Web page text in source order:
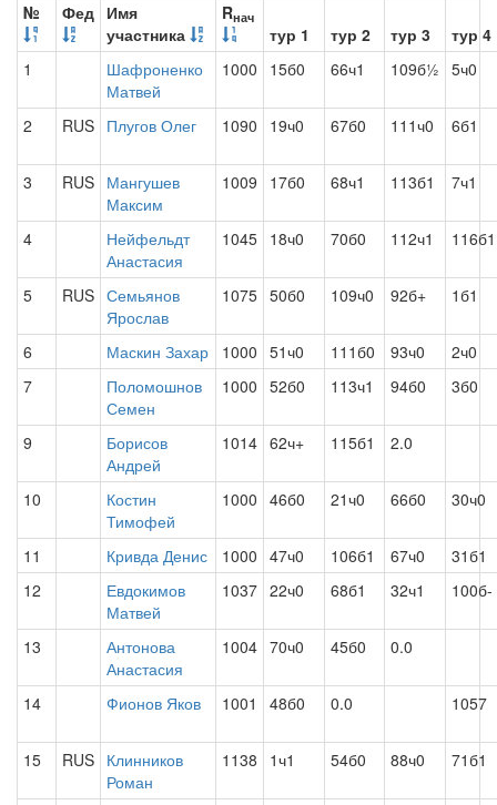
№ Фед Имя
участника
Rнач
тур 1 тур 2 тур 3
тур 4
1
Шафроненко
Матвей
1000 15б0 66ч1 109б½ 5ч0
2 RUS Плугов Олег 1090 19ч0 67б0 111ч0 6б1
3 RUS Мангушев
Максим
1009 17б0 68ч1 113б1 7ч1
4
Нейфельдт
Анастасия
1045 18ч0 70б0 112ч1 116б1
5 RUS Семьянов
Ярослав
1075 50б0 109ч0 92б+ 1б1
6 Маскин Захар 1000 51ч0 111б0 93ч0
2ч0
7
Поломошнов
Семен
1000 52б0 113ч1 94б0 3б0
9
Борисов
Андрей
1014 62ч+ 115б1 2.0
10
Костин
Тимофей
1000 46б0 21ч0 66б0 30ч0
11 Кривда Денис 1000 47ч0 106б1 67ч0
31б1
12
Евдокимов
Матвей
1037 22ч0 68б1 32ч1 100б-
13
Антонова
Анастасия
1004 70ч0 45б0 0.0
14 Фионов Яков 1001 48б0 0.0 1057
15 RUS Клинников
Роман
1138 1ч1 54б0 88ч0 71б1